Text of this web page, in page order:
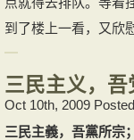
到了楼上一看，又欣
三民主义，吾
Oct 10th, 2009
三民主義，吾黨所宗；